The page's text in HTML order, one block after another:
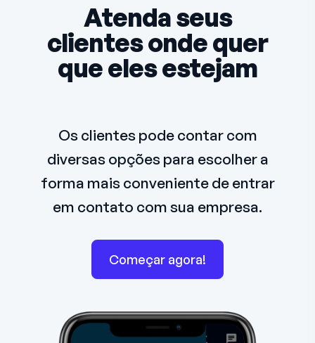
Atenda seus
clientes onde quer
que eles estejam
Os clientes pode contar com
diversas opções para escolher a
forma mais conveniente de entrar
em contato com sua empresa.
Começar agora!